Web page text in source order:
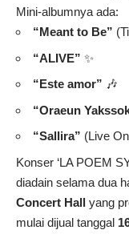
Mini-albumnya ada:
“Meant to Be”
“ALIVE” ✨
“Este amor” 🎶
“Oraeun
“Sallira” (Live
Konser ‘LA POEM
diadain selama dua
Concert Hall yang
mulai dijual tanggal